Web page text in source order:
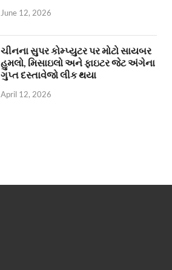
June 12, 2026
ચીનના સુપર કોમ્પ્યુટર પર મોટો સાયબર
હુમલો, મિસાઇલો અને ફાઇટર જેટ અંગેના
ગુપ્ત દસ્તાવેજો લીક થયા
April 12, 2026